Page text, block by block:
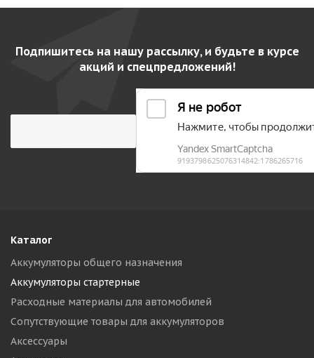
Подпишитесь на нашу рассылку, и будьте в курсе
акций и спецпредложений!
Каталог
Аккумуляторы общего назначения
Аккумуляторы стартерные
Расходные материалы для автомобилей
Сопутствующие товары для аккумуляторов
Аксессуары